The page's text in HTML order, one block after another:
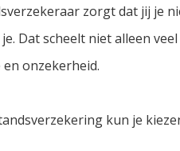
zorgt dat jij je
Dat scheelt niet alleen
onzekerheid.
kun je